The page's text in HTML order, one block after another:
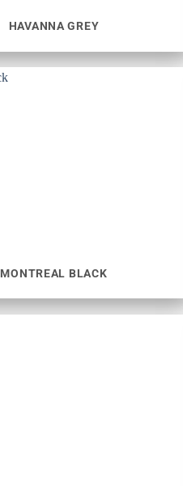
HAVANNA GREY
MONTREAL BLACK